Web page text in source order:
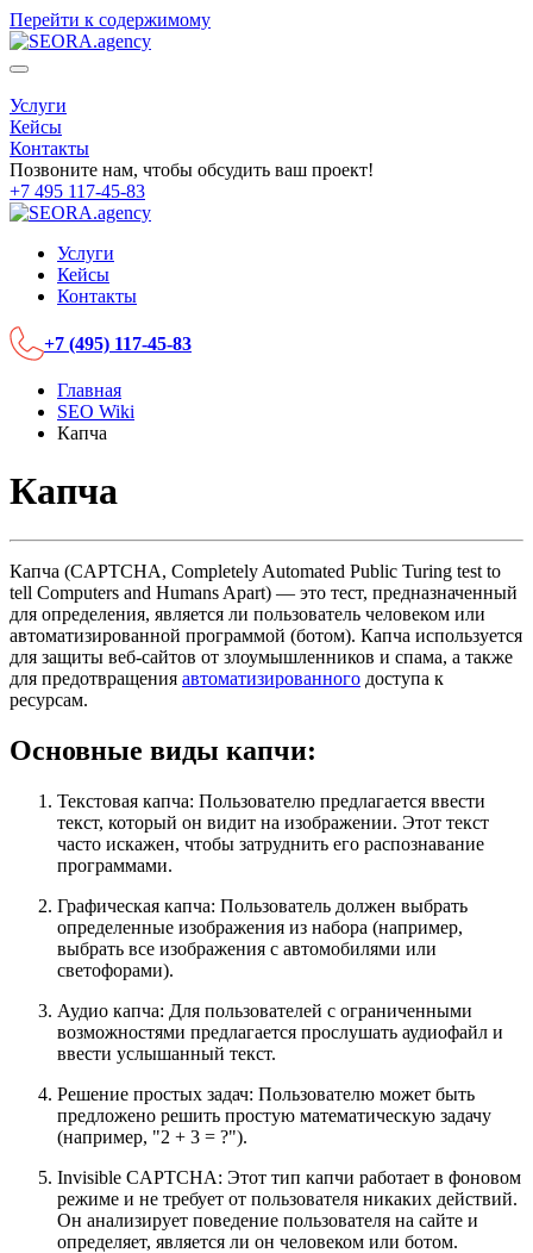
Перейти к содержимому
Услуги
Кейсы
Контакты
Позвоните нам, чтобы обсудить ваш проект!
+7 495 117-45-83
Услуги
Кейсы
Контакты
+7 (495) 117-45-83
Главная
SEO Wiki
Капча
Капча
Капча (CAPTCHA, Completely Automated Public Turing test to
tell Computers and Humans Apart) — это тест, предназначенный
для определения, является ли пользователь человеком или
автоматизированной программой (ботом). Капча используется
для защиты веб-сайтов от злоумышленников и спама, а также
для предотвращения автоматизированного доступа к
ресурсам.
Основные виды капчи:
Текстовая капча: Пользователю предлагается ввести
текст, который он видит на изображении. Этот текст
часто искажен, чтобы затруднить его распознавание
программами.
Графическая капча: Пользователь должен выбрать
определенные изображения из набора (например,
выбрать все изображения с автомобилями или
светофорами).
Аудио капча: Для пользователей с ограниченными
возможностями предлагается прослушать аудиофайл и
ввести услышанный текст.
Решение простых задач: Пользователю может быть
предложено решить простую математическую задачу
(например, "2 + 3 = ?").
Invisible CAPTCHA: Этот тип капчи работает в фоновом
режиме и не требует от пользователя никаких действий.
Он анализирует поведение пользователя на сайте и
определяет, является ли он человеком или ботом.